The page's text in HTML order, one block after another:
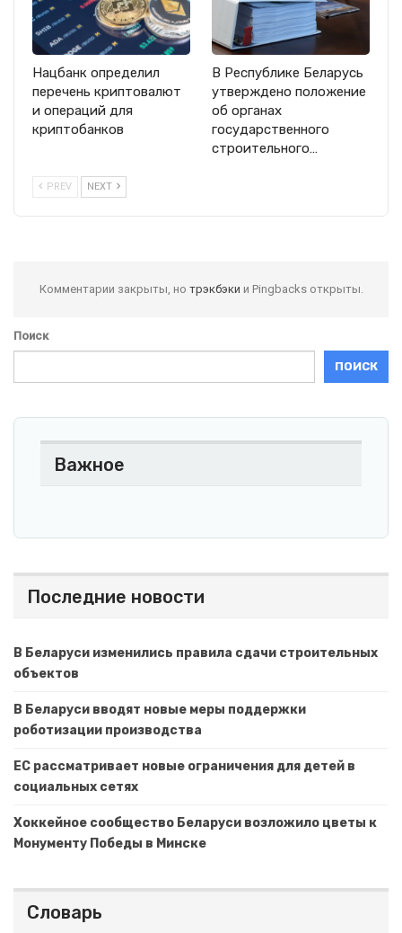
Нацбанк определил
перечень криптовалют
и операций для
криптобанков
В Республике Беларусь
утверждено положение
об органах
государственного
строительного…
PREV NEXT
Комментарии закрыты, но трэкбэки и Pingbacks открыты.
Поиск
ПОИСК
Важное
Последние новости
В Беларуси изменились правила сдачи строительных
объектов
В Беларуси вводят новые меры поддержки
роботизации производства
ЕС рассматривает новые ограничения для детей в
социальных сетях
Хоккейное сообщество Беларуси возложило цветы к
Монументу Победы в Минске
Словарь